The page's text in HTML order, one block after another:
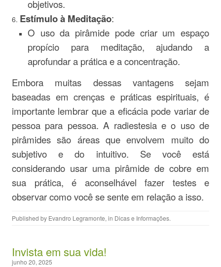
objetivos.
Estímulo à Meditação:
O uso da pirâmide pode criar um espaço
propício para meditação, ajudando a
aprofundar a prática e a concentração.
Embora muitas dessas vantagens sejam
baseadas em crenças e práticas espirituais, é
importante lembrar que a eficácia pode variar de
pessoa para pessoa. A radiestesia e o uso de
pirâmides são áreas que envolvem muito do
subjetivo e do intuitivo. Se você está
considerando usar uma pirâmide de cobre em
sua prática, é aconselhável fazer testes e
observar como você se sente em relação a isso.
Published by Evandro Legramonte, in Dicas e Informações.
Invista em sua vida!
junho 20, 2025